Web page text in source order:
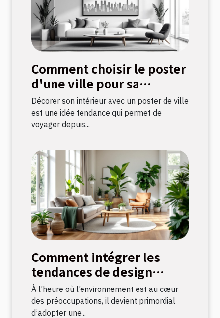
Comment choisir le poster
d'une ville pour sa
décoration intérieure ?
Décorer son intérieur avec un poster de ville
est une idée tendance qui permet de
voyager depuis...
Comment intégrer les
tendances de design
durable dans votre
décoration intérieure
À l’heure où l’environnement est au cœur
des préoccupations, il devient primordial
d’adopter une...